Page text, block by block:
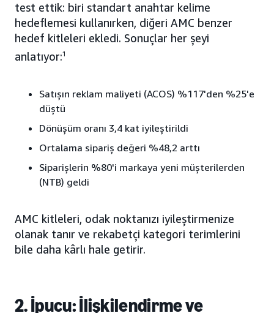
test ettik: biri standart anahtar kelime
hedeflemesi kullanırken, diğeri AMC benzer
hedef kitleleri ekledi. Sonuçlar her şeyi
anlatıyor:1
Satışın reklam maliyeti (ACOS) %117'den %25'e
düştü
Dönüşüm oranı 3,4 kat iyileştirildi
Ortalama sipariş değeri %48,2 arttı
Siparişlerin %80'i markaya yeni müşterilerden
(NTB) geldi
AMC kitleleri, odak noktanızı iyileştirmenize
olanak tanır ve rekabetçi kategori terimlerini
bile daha kârlı hale getirir.
2. İpucu: İlişkilendirme ve